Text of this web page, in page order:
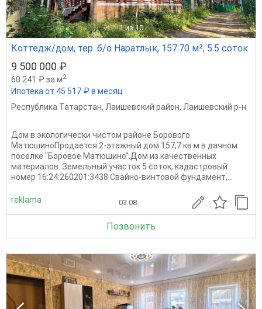
1 из 10
Коттедж/дом, тер. б/о Наратлык, 157.70 м², 5.5 соток
9 500 000 ₽
60 241 ₽ за м2
Ипотека от 45 517 ₽ в месяц
Республика Татарстан, Лаишевский район, Лаишевский р-н
Дом в экологически чистом районе Борового
МатюшиноПродается 2-этажный дом 157,7 кв.м в дачном
поселке "Боровое Матюшино".Дом из качественных
материалов. Земельный участок 5 соток, кадастровый
номер 16:24:260201:3438 Свайно-винтовой фундамент,...
reklama 03.08
Позвонить